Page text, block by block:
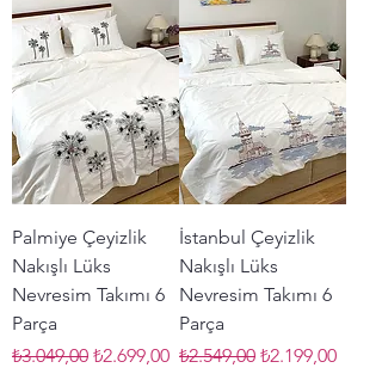
Palmiye Çeyizlik
Nakışlı Lüks
Nevresim Takımı 6
Parça
Normal Fiyat
₺3.049,00 İndirimli Fiyat
₺2.699,00
İstanbul Çeyizlik
Nakışlı Lüks
Nevresim Takımı 6
Parça
Normal Fiyat
₺2.549,00 İndirimli Fiyat
₺2.199,00